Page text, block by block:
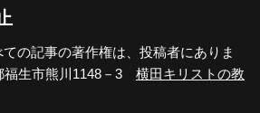
の記事の著作権は、投稿者にありま
生市熊川1148－3 横田キリストの教